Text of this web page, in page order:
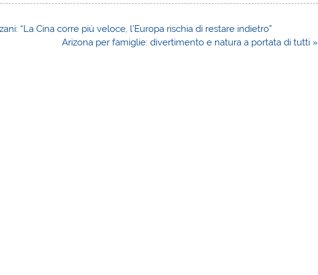
“La Cina corre più veloce, l’Europa rischia di restare indietro”
Arizona per famiglie: divertimento e natura a portata di tutti »